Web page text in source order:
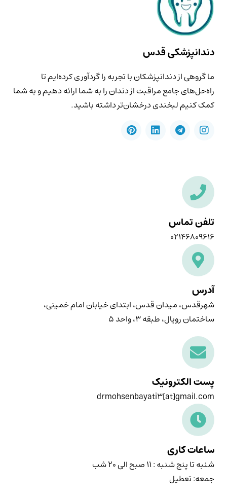
دندانپزشکی قدس
ما گروهی از دندانپزشکان با تجربه را گردآوری کرده‌ایم تا
راه‌حل‌های جامع مراقبت از دندان را به شما ارائه دهیم و به شما
کمک کنیم لبخندی درخشان‌تر داشته باشید.
تلفن تماس
۰۲۱۴۶۸۰۹۶۱۶
آدرس
شهرقدس، میدان قدس، ابتدای خیابان امام خمینی،
ساختمان رویال، طبقه ۳، واحد ۵
پست الکترونیک
drmohsenbayati3[at]gmail.com
ساعات کاری
شنبه تا پنج شنبه : ۱۱ صبح الی ۲۰ شب
جمعه: تعطیل